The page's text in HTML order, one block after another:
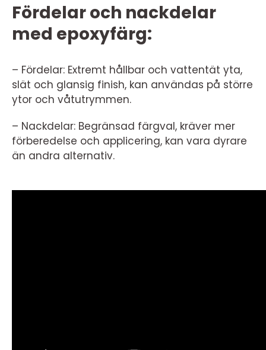
Fördelar och nackdelar
med epoxyfärg:
– Fördelar: Extremt hållbar och vattentät yta,
slät och glansig finish, kan användas på större
ytor och våtutrymmen.
– Nackdelar: Begränsad färgval, kräver mer
förberedelse och applicering, kan vara dyrare
än andra alternativ.